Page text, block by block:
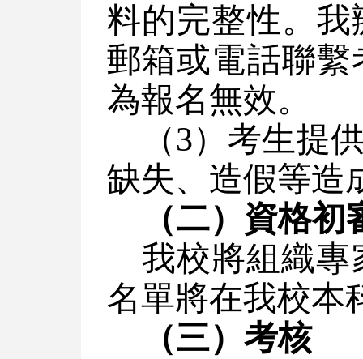
料的完整性。
郵箱或電話聯
為報名無效。
（3）考生提
缺失、造假等造
（二）資格初
我校將組織
名單將在我校本
（三）考核